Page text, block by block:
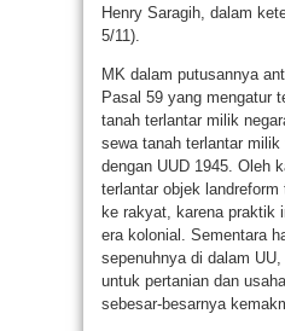
Henry Saragih, dalam
5/11).
MK dalam putusannya
Pasal 59 yang mengatur
tanah terlantar milik
sewa tanah terlantar milik
dengan UUD 1945. Oleh
terlantar objek
ke rakyat, karena praktik
era kolonial. Sementara
sepenuhnya di dalam
untuk pertanian dan
sebesar-besarnya